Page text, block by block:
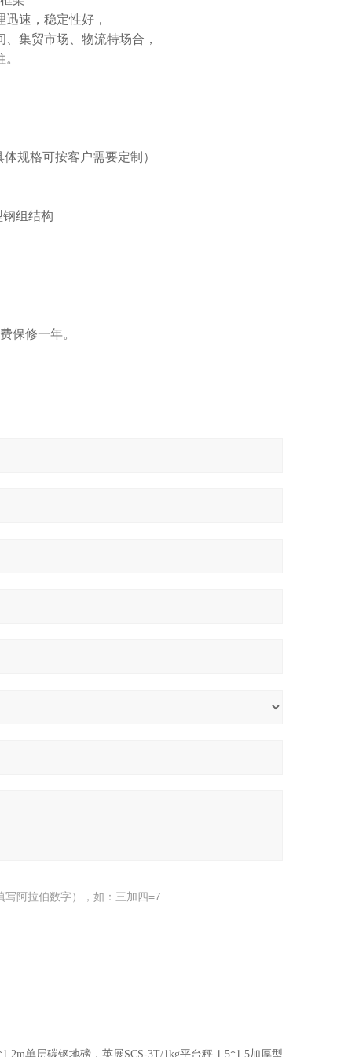
速，稳定性好，
集贸市场、物流特场合，
体规格可按客户需要定制）
组结构
保修一年。
写阿拉伯数字），如：三加四=7
单层碳钢地磅，英展SCS-3T/1kg平台秤 1.5*1.5加厚型